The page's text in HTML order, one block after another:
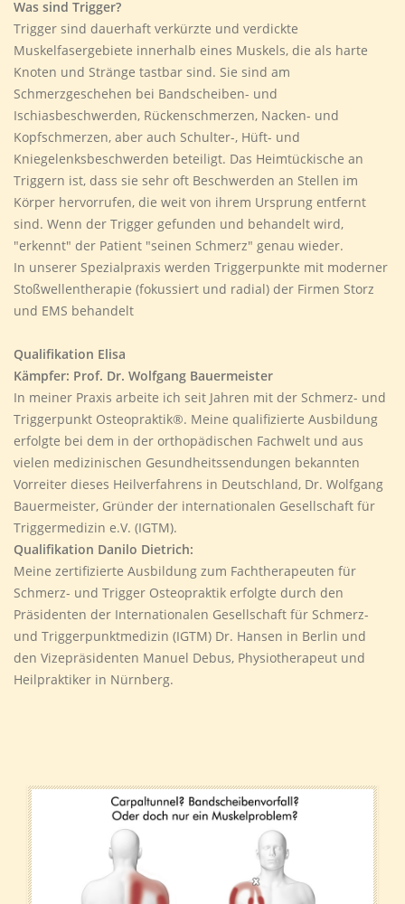
Was sind Trigger?
Trigger sind dauerhaft verkürzte und verdickte
Muskelfasergebiete innerhalb eines Muskels, die als harte
Knoten und Stränge tastbar sind. Sie sind am
Schmerzgeschehen bei Bandscheiben- und
Ischiasbeschwerden, Rückenschmerzen, Nacken- und
Kopfschmerzen, aber auch Schulter-, Hüft- und
Kniegelenksbeschwerden beteiligt. Das Heimtückische an
Triggern ist, dass sie sehr oft Beschwerden an Stellen im
Körper hervorrufen, die weit von ihrem Ursprung entfernt
sind. Wenn der Trigger gefunden und behandelt wird,
"erkennt" der Patient "seinen Schmerz" genau wieder.
In unserer Spezialpraxis werden Triggerpunkte mit moderner
Stoßwellentherapie (fokussiert und radial) der Firmen Storz
und EMS behandelt
Qualifikation Elisa
Kämpfer: Prof. Dr. Wolfgang Bauermeister
In meiner Praxis arbeite ich seit Jahren mit der Schmerz- und
Triggerpunkt Osteopraktik®. Meine qualifizierte Ausbildung
erfolgte bei dem in der orthopädischen Fachwelt und aus
vielen medizinischen Gesundheitssendungen bekannten
Vorreiter dieses Heilverfahrens in Deutschland, Dr. Wolfgang
Bauermeister, Gründer der internationalen Gesellschaft für
Triggermedizin e.V. (IGTM).
Qualifikation Danilo Dietrich:
Meine zertifizierte Ausbildung zum Fachtherapeuten für
Schmerz- und Trigger Osteopraktik erfolgte durch den
Präsidenten der Internationalen Gesellschaft für Schmerz-
und Triggerpunktmedizin (IGTM) Dr. Hansen in Berlin und
den Vizepräsidenten Manuel Debus, Physiotherapeut und
Heilpraktiker in Nürnberg.